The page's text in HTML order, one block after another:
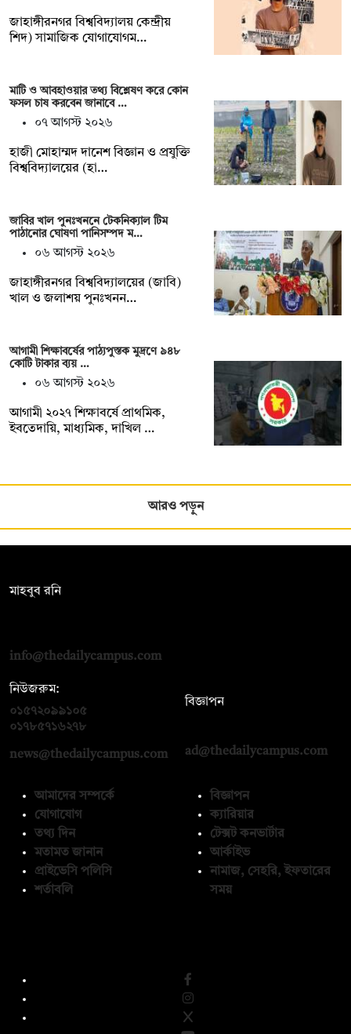
‎জাহাঙ্গীরনগর বিশ্ববিদ্যালয় কেন্দ্রীয়
শিদ) সামাজিক যোগাযোগম…
মাটি ও আবহাওয়ার তথ্য বিশ্লেষণ করে কোন
ফসল চাষ করবেন জানাবে …
০৭ আগস্ট ২০২৬
হাজী মোহাম্মদ দানেশ বিজ্ঞান ও প্রযুক্তি
বিশ্ববিদ্যালয়ের (হা…
জাবির খাল পুনঃখননে টেকনিক্যাল টিম
পাঠানোর ঘোষণা পানিসম্পদ ম…
০৬ আগস্ট ২০২৬
‎‎জাহাঙ্গীরনগর বিশ্ববিদ্যালয়ের (জাবি)
খাল ও জলাশয় পুনঃখনন…
আগামী শিক্ষাবর্ষের পাঠ্যপুস্তক মুদ্রণে ৯৪৮
কোটি টাকার ব্যয় …
০৬ আগস্ট ২০২৬
আগামী ২০২৭ শিক্ষাবর্ষে প্রাথমিক,
ইবতেদায়ি, মাধ্যমিক, দাখিল …
আরও পড়ুন
মাহবুব রনি
info@thedailycampus.com
নিউজরুম:
০১৫৭২০৯৯১০৫
০১৭৮৫৭১৬২৭৮
news@thedailycampus.com
বিজ্ঞাপন
ad@thedailycampus.com
আমাদের সম্পর্কে
যোগাযোগ
তথ্য দিন
মতামত জানান
প্রাইভেসি পলিসি
শর্তাবলি
বিজ্ঞাপন
ক্যারিয়ার
টেক্সট কনভার্টার
আর্কাইভ
নামাজ, সেহরি, ইফতারের
সময়